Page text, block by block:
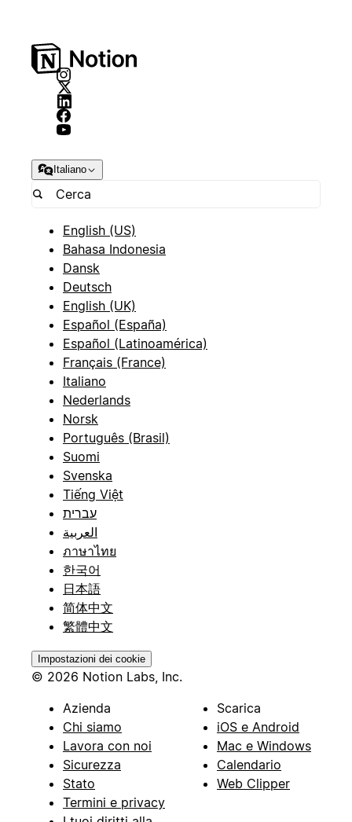
Italiano
English (US)
Bahasa Indonesia
Dansk
Deutsch
English (UK)
Español (España)
Español (Latinoamérica)
Français (France)
Italiano
Nederlands
Norsk
Português (Brasil)
Suomi
Svenska
Tiếng Việt
עברית
العربية
ภาษาไทย
한국어
日本語
简体中文
繁體中文
Impostazioni dei cookie
© 2026 Notion Labs, Inc.
Azienda
Chi siamo
Lavora con noi
Sicurezza
Stato
Termini e privacy
Scarica
iOS e Android
Mac e Windows
Calendario
Web Clipper